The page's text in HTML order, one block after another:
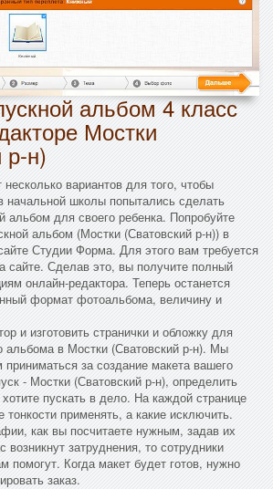
альбом 4 класс
Мостки
р-н)
вариантов для того, чтобы
начальной школы попытались сделать
альбом для своего ребенка. Попробуйте
альбом (Мостки (Сватовский р-н)) в
Студии Форма. Для этого вам требуется
сайте. Сделав это, вы получите полный
онлайн-редактора. Теперь останется
формат фотоальбома, величину и
и изготовить странички и обложку для
альбома в Мостки (Сватовский р-н). Мы
за создание макета вашего
- Мостки (Сватовский р-н), определить
пускать в дело. На каждой странице
тонкости применять, а какие исключить.
как вы посчитаете нужным, задав их
затруднения, то сотрудники
Когда макет будет готов, нужно
заказ.